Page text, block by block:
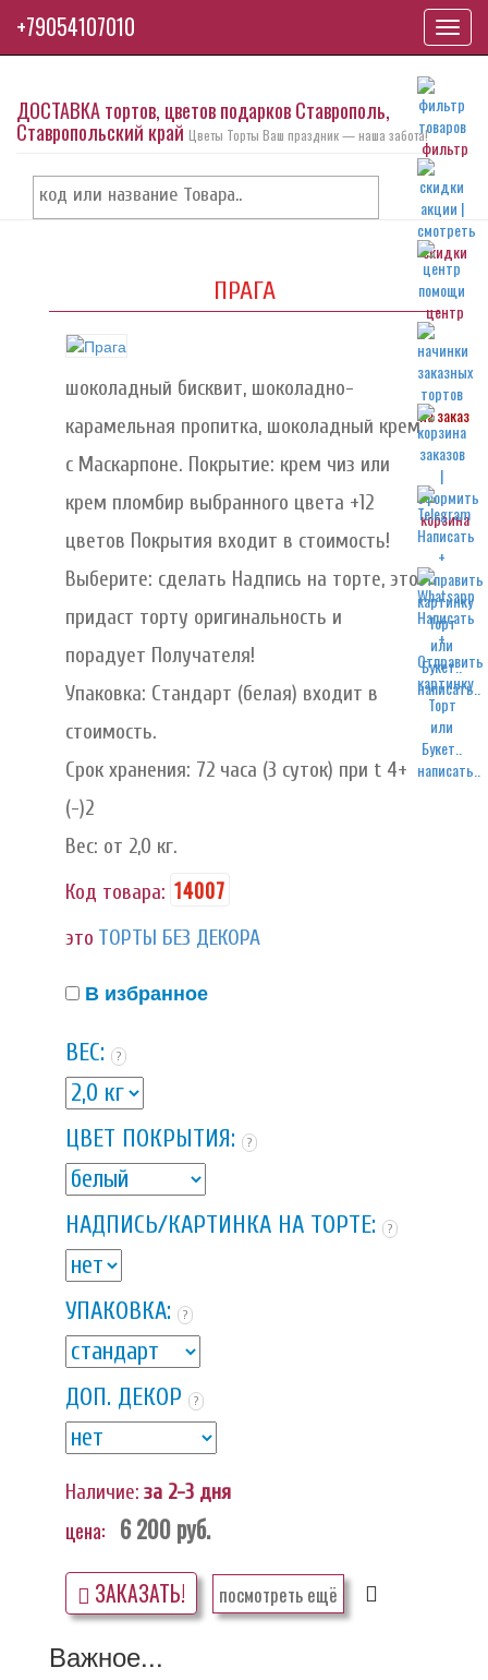
фильтр
скидки
центр
на заказ
корзина
написать..
написать..
ДОСТАВКА тортов, цветов подарков Ставрополь,
Ставропольский край Цветы Торты Ваш праздник — наша забота!
ПРАГА
шоколадный бисквит, шоколадно-
карамельная пропитка, шоколадный крем
с Маскарпоне. Покрытие: крем чиз или
крем пломбир выбранного цвета +12
цветов Покрытия входит в стоимость!
Выберите: сделать Надпись на торте, это
придаст торту оригинальность и
порадует Получателя!
Упаковка: Стандарт (белая) входит в
стоимость.
Срок хранения: 72 часа (3 суток) при t 4+
(-)2
Вес: от 2,0 кг.
Код товара: 14007
это ТОРТЫ БЕЗ ДЕКОРА
В избранное
ВЕС: ?
ЦВЕТ ПОКРЫТИЯ: ?
НАДПИСЬ/КАРТИНКА НА ТОРТЕ: ?
УПАКОВКА: ?
ДОП. ДЕКОР ?
Наличие: за 2-3 дня
цена: 6 200руб.
ЗАКАЗАТЬ! посмотреть ещё
Важное...
+79054107010